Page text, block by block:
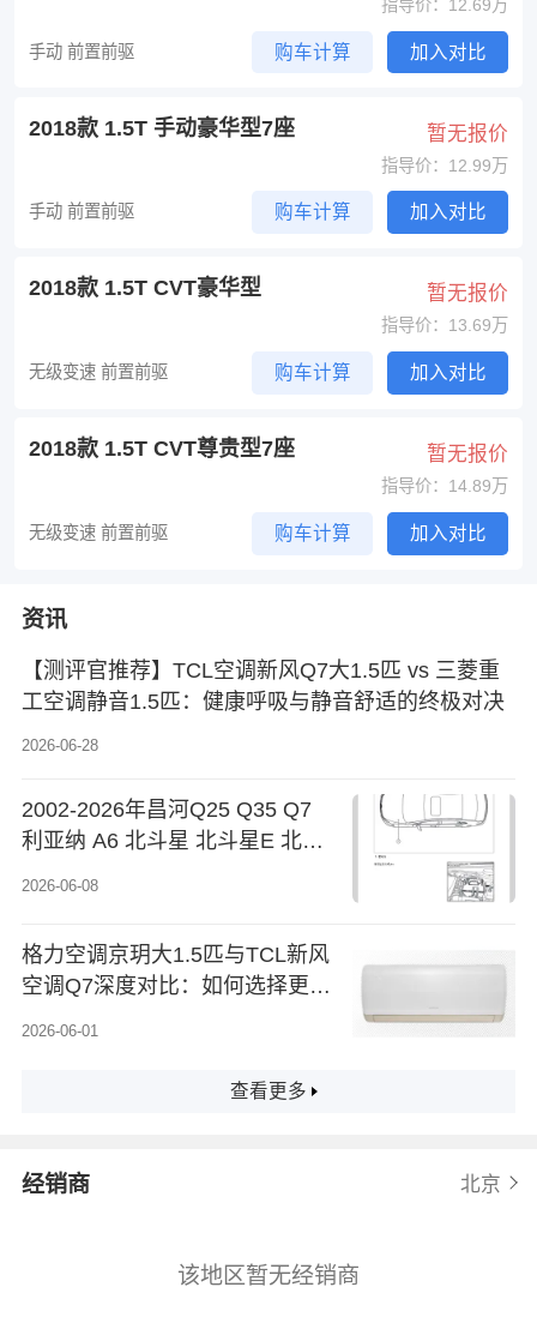
指导价：12.69万
手动 前置前驱 购车计算 加入对比
2018款 1.5T 手动豪华型7座 暂无报价
指导价：12.99万
手动 前置前驱 购车计算 加入对比
2018款 1.5T CVT豪华型 暂无报价
指导价：13.69万
无级变速 前置前驱 购车计算 加入对比
2018款 1.5T CVT尊贵型7座 暂无报价
指导价：14.89万
无级变速 前置前驱 购车计算 加入对比
资讯
【测评官推荐】TCL空调新风Q7大1.5匹 vs 三菱重
工空调静音1.5匹：健康呼吸与静音舒适的终极对决
2026-06-28
2002-2026年昌河Q25 Q35 Q7
利亚纳 A6 北斗星 北斗星E 北斗
2026-06-08
格力空调京玥大1.5匹与TCL新风
空调Q7深度对比：如何选择更适
2026-06-01
查看更多
经销商 北京
该地区暂无经销商